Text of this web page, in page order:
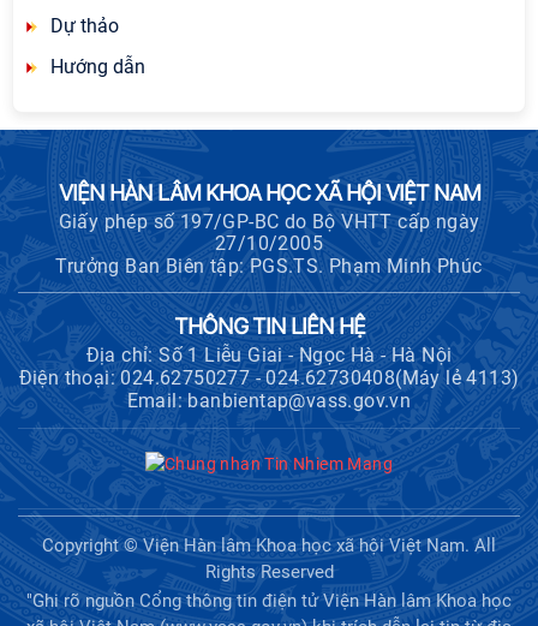
Dự thảo
Hướng dẫn
VIỆN HÀN LÂM KHOA HỌC XÃ HỘI VIỆT NAM
Giấy phép số 197/GP-BC do Bộ VHTT cấp ngày
27/10/2005
Trưởng Ban Biên tập: PGS.TS. Phạm Minh Phúc
THÔNG TIN LIÊN HỆ
Địa chỉ: Số 1 Liễu Giai - Ngọc Hà - Hà Nội
Điện thoại: 024.62750277 - 024.62730408(Máy lẻ 4113)
Email: banbientap@vass.gov.vn
Copyright © Viện Hàn lâm Khoa học xã hội Việt Nam. All
Rights Reserved
"Ghi rõ nguồn Cổng thông tin điện tử Viện Hàn lâm Khoa học